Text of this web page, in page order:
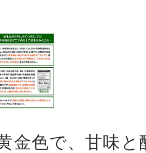
金色で、甘味と